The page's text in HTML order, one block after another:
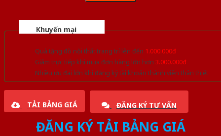
Khuyến mại
Quà tặng đồ nội thất trang trí lên đến 1.000.000đ
Giảm trực tiếp khi mua đơn hàng lớn hơn 3.000.000đ
Nhiều ưu đãi lớn khi đăng ký tài khoản thành viên thân thiết
TẢI BẢNG GIÁ ĐĂNG KÝ TƯ VẤN
ĐĂNG KÝ TẢI BẢNG GIÁ